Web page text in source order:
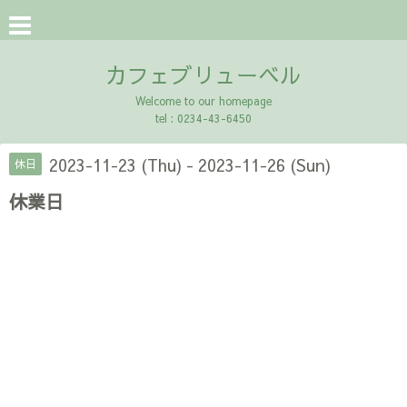
カフェブリューベル
Welcome to our homepage
tel : 0234-43-6450
休日 2023-11-23 (Thu) - 2023-11-26 (Sun)
休業日